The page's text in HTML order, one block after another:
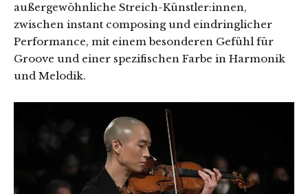
außergewöhnliche Streich-Künstler:innen,
zwischen instant composing und eindringlicher
Performance, mit einem besonderen Gefühl für
Groove und einer spezifischen Farbe in Harmonik
und Melodik.